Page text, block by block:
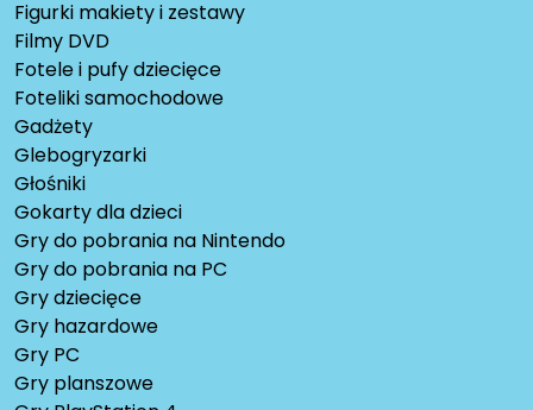
Figurki makiety i zestawy
Filmy DVD
Fotele i pufy dziecięce
Foteliki samochodowe
Gadżety
Glebogryzarki
Głośniki
Gokarty dla dzieci
Gry do pobrania na Nintendo
Gry do pobrania na PC
Gry dziecięce
Gry hazardowe
Gry PC
Gry planszowe